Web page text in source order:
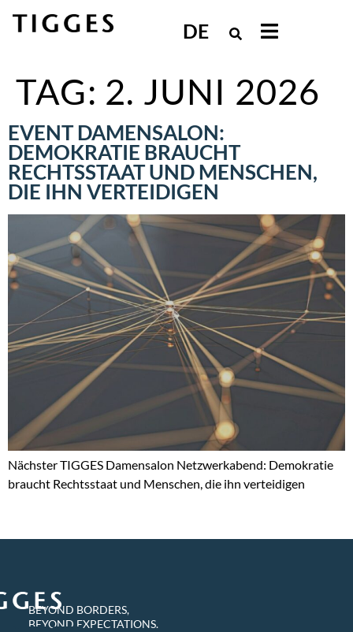
DE
TAG: 2. JUNI 2026
EVENT DAMENSALON:
DEMOKRATIE BRAUCHT
RECHTSSTAAT UND MENSCHEN,
DIE IHN VERTEIDIGEN
Nächster TIGGES Damensalon Netzwerkabend: Demokratie
braucht Rechtsstaat und Menschen, die ihn verteidigen
BEYOND BORDERS,
BEYOND EXPECTATIONS.